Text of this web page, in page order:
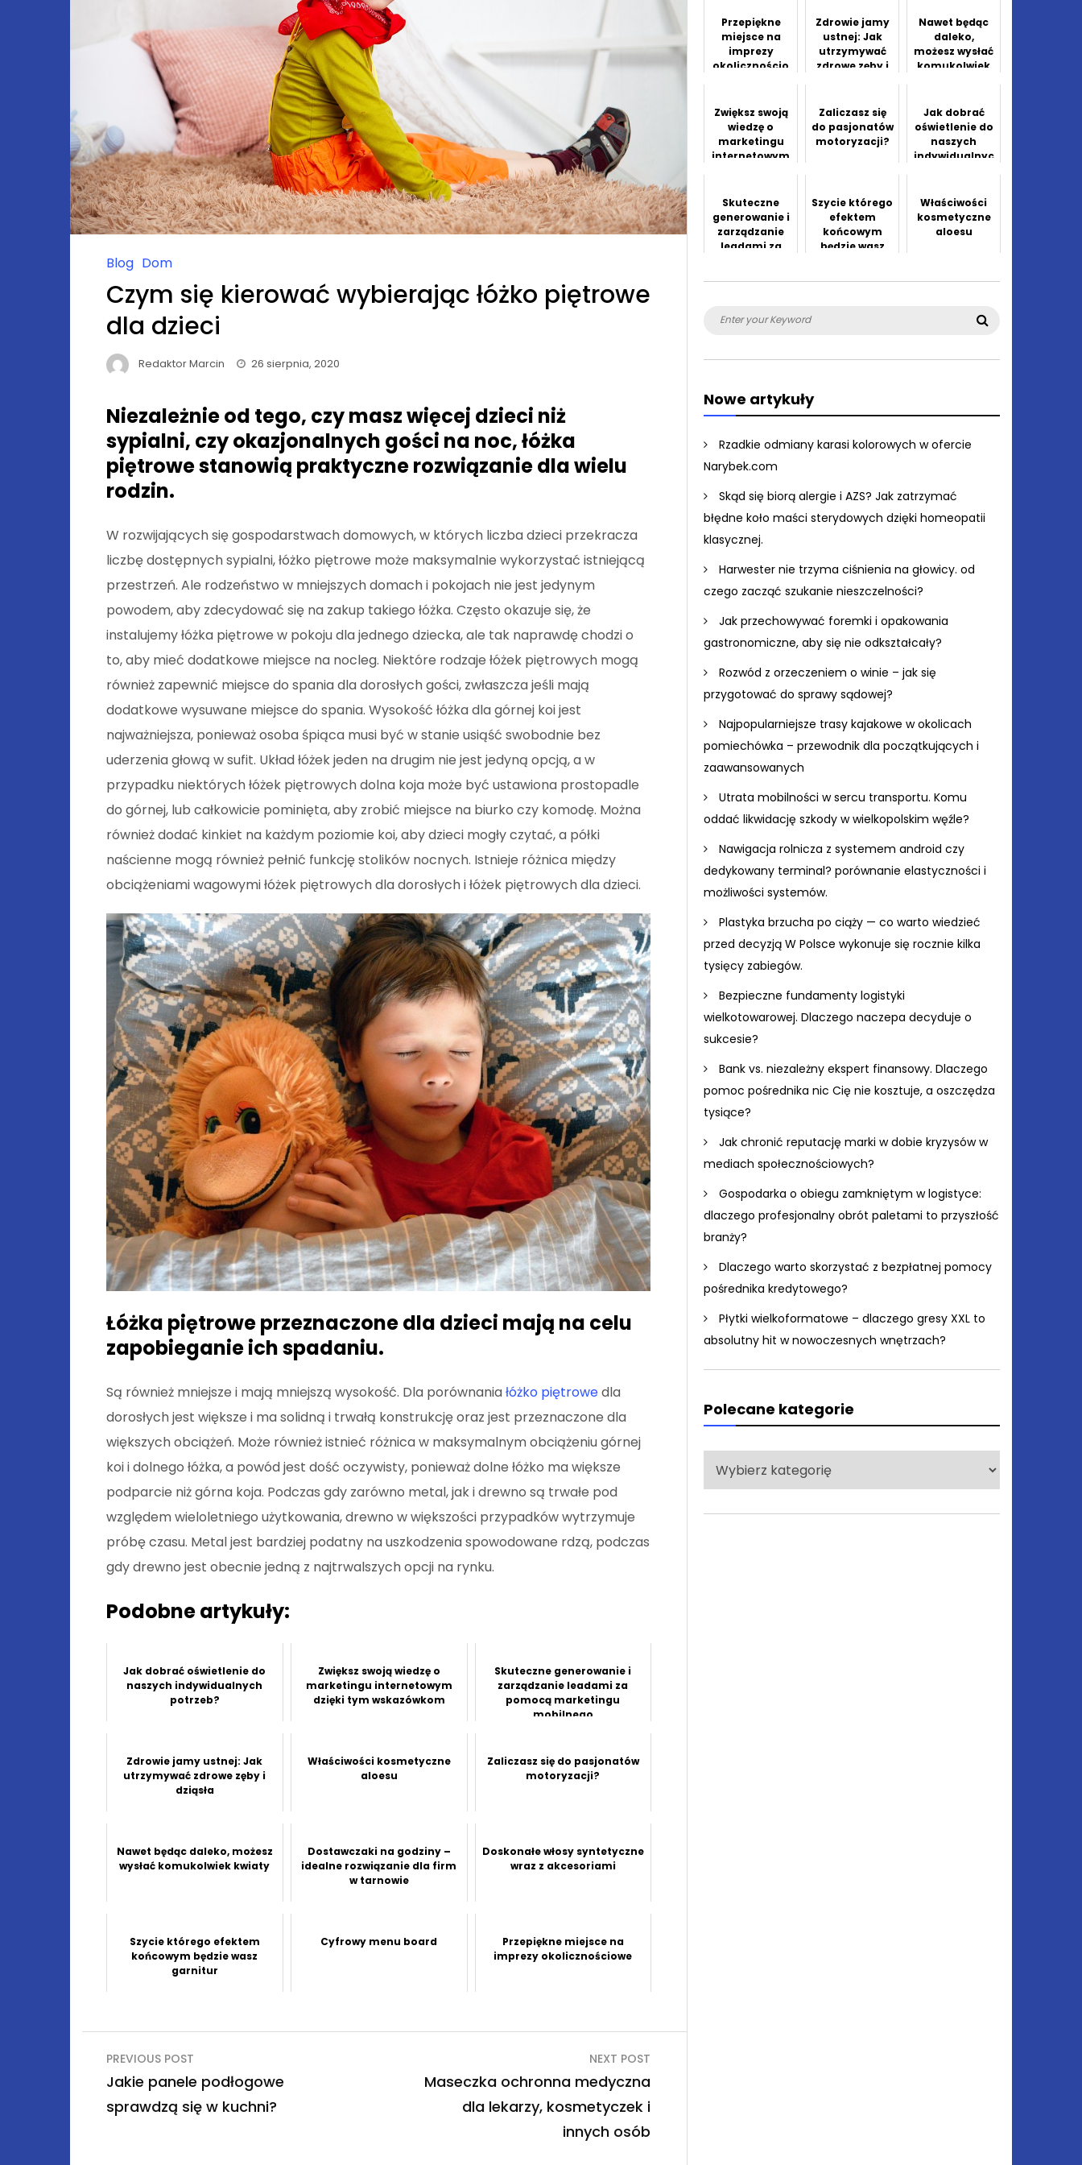
Blog Dom
Czym się kierować wybierając łóżko piętrowe
dla dzieci
Redaktor Marcin 26 sierpnia, 2020
Niezależnie od tego, czy masz więcej dzieci niż
sypialni, czy okazjonalnych gości na noc, łóżka
piętrowe stanowią praktyczne rozwiązanie dla wielu
rodzin.
W rozwijających się gospodarstwach domowych, w których liczba dzieci przekracza
liczbę dostępnych sypialni, łóżko piętrowe może maksymalnie wykorzystać istniejącą
przestrzeń. Ale rodzeństwo w mniejszych domach i pokojach nie jest jedynym
powodem, aby zdecydować się na zakup takiego łóżka. Często okazuje się, że
instalujemy łóżka piętrowe w pokoju dla jednego dziecka, ale tak naprawdę chodzi o
to, aby mieć dodatkowe miejsce na nocleg. Niektóre rodzaje łóżek piętrowych mogą
również zapewnić miejsce do spania dla dorosłych gości, zwłaszcza jeśli mają
dodatkowe wysuwane miejsce do spania. Wysokość łóżka dla górnej koi jest
najważniejsza, ponieważ osoba śpiąca musi być w stanie usiąść swobodnie bez
uderzenia głową w sufit. Układ łóżek jeden na drugim nie jest jedyną opcją, a w
przypadku niektórych łóżek piętrowych dolna koja może być ustawiona prostopadle
do górnej, lub całkowicie pominięta, aby zrobić miejsce na biurko czy komodę. Można
również dodać kinkiet na każdym poziomie koi, aby dzieci mogły czytać, a półki
naścienne mogą również pełnić funkcję stolików nocnych. Istnieje różnica między
obciążeniami wagowymi łóżek piętrowych dla dorosłych i łóżek piętrowych dla dzieci.
Łóżka piętrowe przeznaczone dla dzieci mają na celu
zapobieganie ich spadaniu.
Są również mniejsze i mają mniejszą wysokość. Dla porównaniałóżko piętrowedla
dorosłych jest większe i ma solidną i trwałą konstrukcję oraz jest przeznaczone dla
większych obciążeń. Może również istnieć różnica w maksymalnym obciążeniu górnej
koi i dolnego łóżka, a powód jest dość oczywisty, ponieważ dolne łóżko ma większe
podparcie niż górna koja. Podczas gdy zarówno metal, jak i drewno są trwałe pod
względem wieloletniego użytkowania, drewno w większości przypadków wytrzymuje
próbę czasu. Metal jest bardziej podatny na uszkodzenia spowodowane rdzą, podczas
gdy drewno jest obecnie jedną z najtrwalszych opcji na rynku.
Podobne artykuły:
Jak dobrać oświetlenie do
naszych indywidualnych
potrzeb?
Zwiększ swoją wiedzę o
marketingu internetowym
dzięki tym wskazówkom
Skuteczne generowanie i
zarządzanie leadami za
pomocą marketingu
mobilnego
Zdrowie jamy ustnej: Jak
utrzymywać zdrowe zęby i
dziąsła
Właściwości kosmetyczne
aloesu
Zaliczasz się do pasjonatów
motoryzacji?
Nawet będąc daleko, możesz
wysłać komukolwiek kwiaty
Dostawczaki na godziny –
idealne rozwiązanie dla firm
w tarnowie
Doskonałe włosy syntetyczne
wraz z akcesoriami
Szycie którego efektem
końcowym będzie wasz
garnitur
Cyfrowy menu board
Przepiękne miejsce na
imprezy okolicznościowe
Nawigacja
wpisu
PREVIOUS POST
Jakie panele podłogowe
sprawdzą się w kuchni?
NEXT POST
Maseczka ochronna medyczna
dla lekarzy, kosmetyczek i
innych osób
Przepiękne
miejsce na
imprezy
okolicznościo
Zdrowie jamy
ustnej: Jak
utrzymywać
zdrowe zęby i
Nawet będąc
daleko,
możesz wysłać
komukolwiek
Zwiększ swoją
wiedzę o
marketingu
internetowym
Zaliczasz się
do pasjonatów
motoryzacji?
Jak dobrać
oświetlenie do
naszych
indywidualnyc
Skuteczne
generowanie i
zarządzanie
leadami za
Szycie którego
efektem
końcowym
będzie wasz
Właściwości
kosmetyczne
aloesu
Search
Nowe artykuły
Rzadkie odmiany karasi kolorowych w ofercie
Narybek.com
Skąd się biorą alergie i AZS? Jak zatrzymać
błędne koło maści sterydowych dzięki homeopatii
klasycznej.
Harwester nie trzyma ciśnienia na głowicy. od
czego zacząć szukanie nieszczelności?
Jak przechowywać foremki i opakowania
gastronomiczne, aby się nie odkształcały?
Rozwód z orzeczeniem o winie – jak się
przygotować do sprawy sądowej?
Najpopularniejsze trasy kajakowe w okolicach
pomiechówka – przewodnik dla początkujących i
zaawansowanych
Utrata mobilności w sercu transportu. Komu
oddać likwidację szkody w wielkopolskim węźle?
Nawigacja rolnicza z systemem android czy
dedykowany terminal? porównanie elastyczności i
możliwości systemów.
Plastyka brzucha po ciąży — co warto wiedzieć
przed decyzją W Polsce wykonuje się rocznie kilka
tysięcy zabiegów.
Bezpieczne fundamenty logistyki
wielkotowarowej. Dlaczego naczepa decyduje o
sukcesie?
Bank vs. niezależny ekspert finansowy. Dlaczego
pomoc pośrednika nic Cię nie kosztuje, a oszczędza
tysiące?
Jak chronić reputację marki w dobie kryzysów w
mediach społecznościowych?
Gospodarka o obiegu zamkniętym w logistyce:
dlaczego profesjonalny obrót paletami to przyszłość
branży?
Dlaczego warto skorzystać z bezpłatnej pomocy
pośrednika kredytowego?
Płytki wielkoformatowe – dlaczego gresy XXL to
absolutny hit w nowoczesnych wnętrzach?
Polecane kategorie
Polecane
kategorie